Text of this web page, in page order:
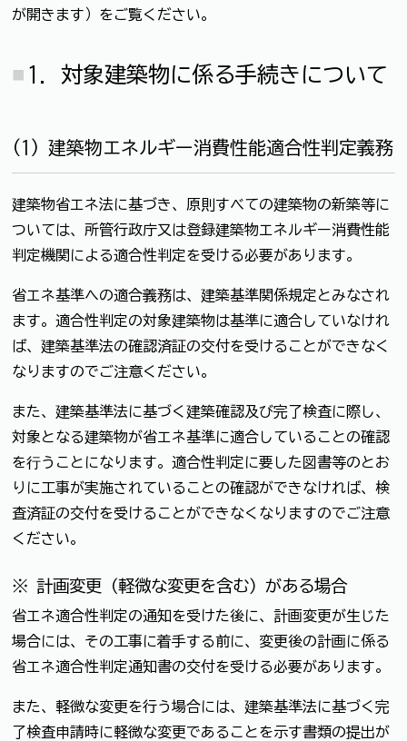
が開きます）をご覧ください。
1. 対象建築物に係る手続きについて
(1) 建築物エネルギー消費性能適合性判定義務
建築物省エネ法に基づき、原則すべての建築物の新築等に
ついては、所管行政庁又は登録建築物エネルギー消費性能
判定機関による適合性判定を受ける必要があります。
省エネ基準への適合義務は、建築基準関係規定とみなされ
ます。適合性判定の対象建築物は基準に適合していなけれ
ば、建築基準法の確認済証の交付を受けることができなく
なりますのでご注意ください。
また、建築基準法に基づく建築確認及び完了検査に際し、
対象となる建築物が省エネ基準に適合していることの確認
を⾏うことになります。適合性判定に要した図書等のとお
りに工事が実施されていることの確認ができなければ、検
査済証の交付を受けることができなくなりますのでご注意
ください。
※ 計画変更（軽微な変更を含む）がある場合
省エネ適合性判定の通知を受けた後に、計画変更が生じた
場合には、その工事に着手する前に、変更後の計画に係る
省エネ適合性判定通知書の交付を受ける必要があります。
また、軽微な変更を行う場合には、建築基準法に基づく完
了検査申請時に軽微な変更であることを示す書類の提出が